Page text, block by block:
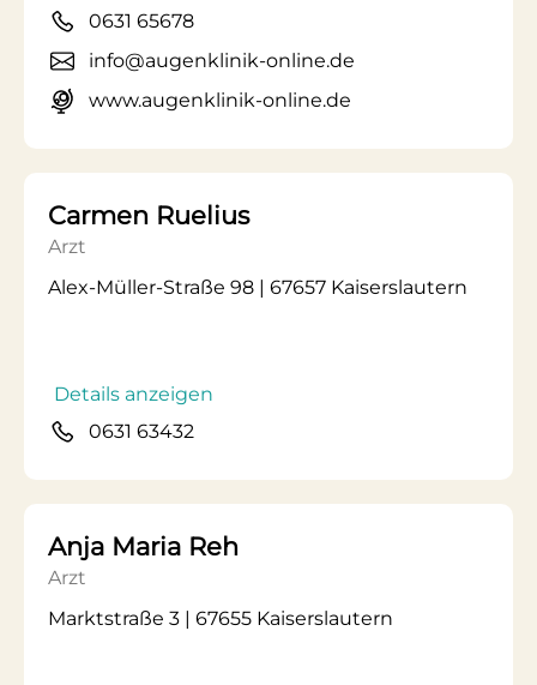
0631 65678
info@augenklinik-online.de
www.augenklinik-online.de
Carmen Ruelius
Arzt
Alex-Müller-Straße 98 | 67657 Kaiserslautern
Details anzeigen
0631 63432
Anja Maria Reh
Arzt
Marktstraße 3 | 67655 Kaiserslautern